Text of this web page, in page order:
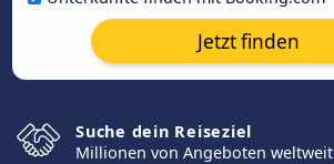
Jetzt finden
Suche dein Reiseziel
Millionen von Angeboten weltweit